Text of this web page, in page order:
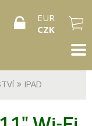
EUR
CZK
IPAD